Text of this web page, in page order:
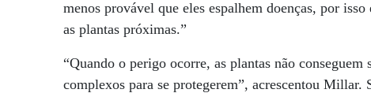
menos provável que eles espalhem doenças, por
as plantas próximas.”
“Quando o perigo ocorre, as plantas não
complexos para se protegerem”, acrescentou